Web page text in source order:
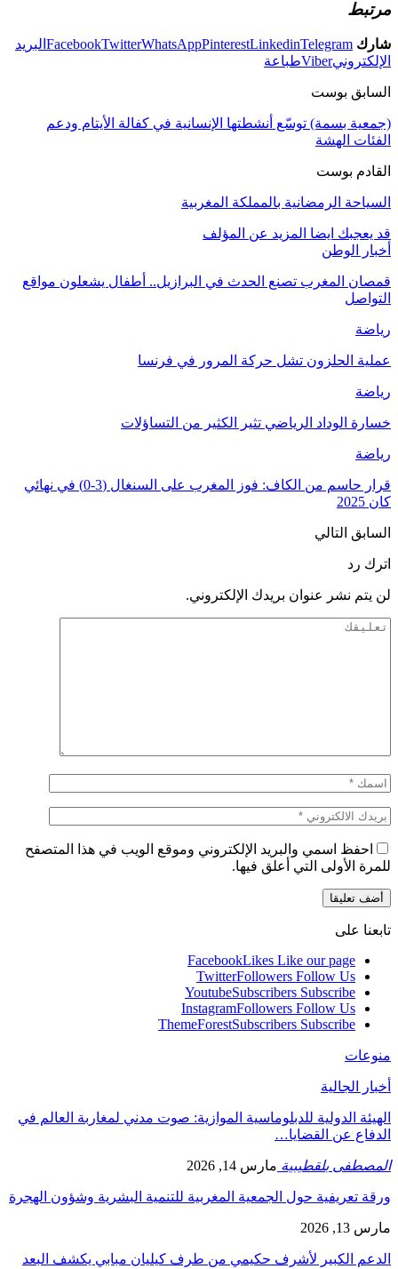
مرتبط
شارك FacebookTwitterWhatsAppPinterestLinkedinTelegram
البريد
الإلكترونيViberطباعة
السابق بوست
(جمعية بسمة) توسّع أنشطتها الإنسانية في كفالة الأيتام ودعم
الفئات الهشة
القادم بوست
السياحة الرمضانية بالمملكة المغربية
قد يعجبك ايضا المزيد عن المؤلف
أخبار الوطن
قمصان المغرب تصنع الحدث في البرازيل.. أطفال يشعلون مواقع
التواصل
رياضة
عملية الحلزون تشل حركة المرور في فرنسا
رياضة
خسارة الوداد الرياضي تثير الكثير من التساؤلات
رياضة
قرار حاسم من الكاف: فوز المغرب على السنغال (3-0) في نهائي
كان 2025
السابق التالي
اترك رد
لن يتم نشر عنوان بريدك الإلكتروني.
احفظ اسمي والبريد الإلكتروني وموقع الويب في هذا المتصفح
للمرة الأولى التي أعلق فيها.
تابعنا على
FacebookLikes Like our page
TwitterFollowers Follow Us
YoutubeSubscribers Subscribe
InstagramFollowers Follow Us
ThemeForestSubscribers Subscribe
منوعات
أخبار الجالية
الهيئة الدولية للدبلوماسية الموازية: صوت مدني لمغاربة العالم في
الدفاع عن القضايا…
المصطفى بلقطيبية مارس 14, 2026
ورقة تعريفية حول الجمعية المغربية للتنمية البشرية وشؤون الهجرة
مارس 13, 2026
الدعم الكبير لأشرف حكيمي من طرف كيليان مبابي يكشف البعد